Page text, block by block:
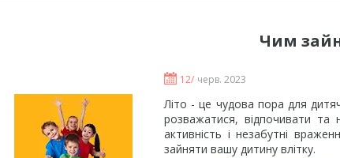
Чим
12/ черв. 2023
Літо - це чудова пора для
розважатися, відпочивати та
активність і незабутні
зайняти вашу дитину влітку.